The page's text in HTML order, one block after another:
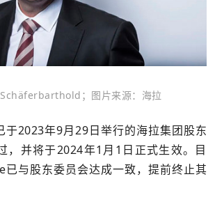
；图片来源：海拉
于2023年9月29日举行的海拉集团股东
，并将于2024年1月1日正式生效。目
与股东委员会达成一致，提前终止其